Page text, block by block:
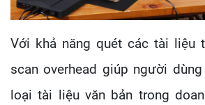
Với khả năng quét các tài liệu
scan overhead giúp người
loại tài liệu văn bản trong